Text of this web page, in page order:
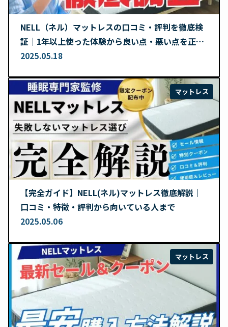
NELL（ネル）マットレスの口コミ・評判を徹底検
証｜1年以上使った体験から良い点・悪い点を正直
レビュー
2025.05.18
マットレス
【完全ガイド】NELL(ネル)マットレス徹底解説｜
口コミ・特徴・評判から向いている人まで
2025.05.06
マットレス